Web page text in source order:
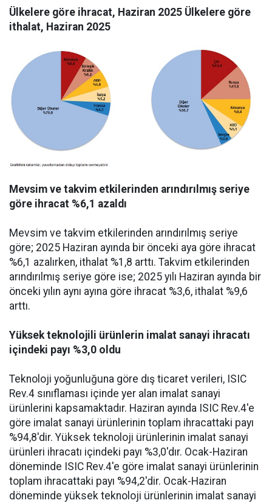
Ülkelere göre ihracat, Haziran 2025 Ülkelere göre
ithalat, Haziran 2025
Mevsim ve takvim etkilerinden arındırılmış seriye
göre ihracat %6,1 azaldı
Mevsim ve takvim etkilerinden arındırılmış seriye
göre; 2025 Haziran ayında bir önceki aya göre ihracat
%6,1 azalırken, ithalat %1,8 arttı. Takvim etkilerinden
arındırılmış seriye göre ise; 2025 yılı Haziran ayında bir
önceki yılın aynı ayına göre ihracat %3,6, ithalat %9,6
arttı.
Yüksek teknolojili ürünlerin imalat sanayi ihracatı
içindeki payı %3,0 oldu
Teknoloji yoğunluğuna göre dış ticaret verileri, ISIC
Rev.4 sınıflaması içinde yer alan imalat sanayi
ürünlerini kapsamaktadır. Haziran ayında ISIC Rev.4'e
göre imalat sanayi ürünlerinin toplam ihracattaki payı
%94,8'dir. Yüksek teknoloji ürünlerinin imalat sanayi
ürünleri ihracatı içindeki payı %3,0'dır. Ocak-Haziran
döneminde ISIC Rev.4'e göre imalat sanayi ürünlerinin
toplam ihracattaki payı %94,2'dir. Ocak-Haziran
döneminde yüksek teknoloji ürünlerinin imalat sanayi